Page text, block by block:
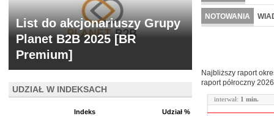
BR LAB
NOTOWANIA
Najbliższy raport
raport półroczny
interwał: 1 min.
List do akcjonariuszy Grupy
Planet B2B 2025 [BR
Premium]
UDZIAŁ W INDEKSACH
Indeks
Udział %